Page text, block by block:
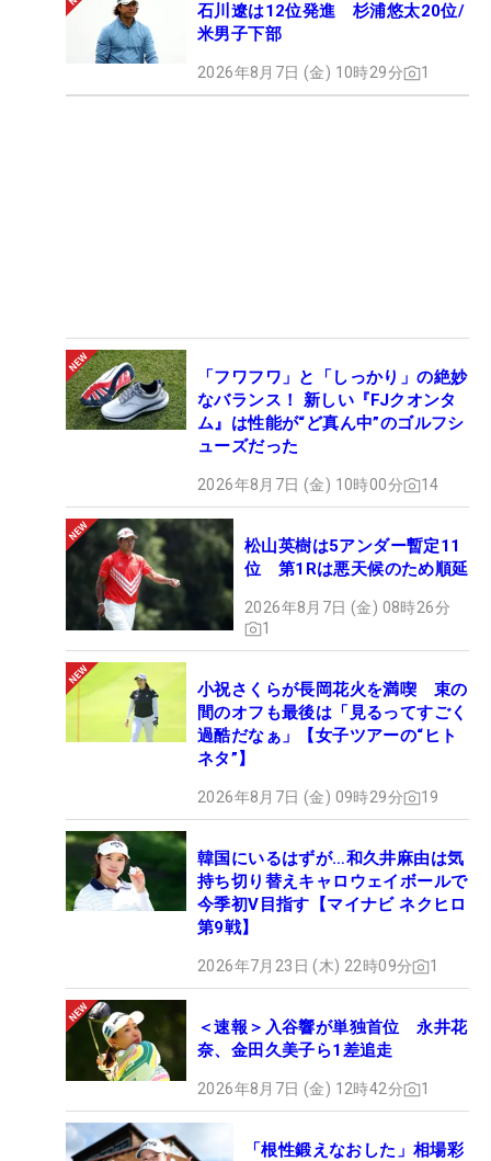
石川遼は12位発進 杉浦悠太20位/
米男子下部
2026年8月7日 (金) 10時29分 1
「フワフワ」と「しっかり」の絶妙
なバランス！ 新しい『FJクオンタ
ム』は性能が“ど真ん中”のゴルフシ
ューズだった
2026年8月7日 (金) 10時00分 14
松山英樹は5アンダー暫定11
位 第1Rは悪天候のため順延
2026年8月7日 (金) 08時26分
1
小祝さくらが長岡花火を満喫 束の
間のオフも最後は「見るってすごく
過酷だなぁ」【女子ツアーの“ヒト
ネタ”】
2026年8月7日 (金) 09時29分 19
韓国にいるはずが…和久井麻由は気
持ち切り替えキャロウェイボールで
今季初V目指す【マイナビ ネクヒロ
第9戦】
2026年7月23日 (木) 22時09分 1
＜速報＞入谷響が単独首位 永井花
奈、金田久美子ら1差追走
2026年8月7日 (金) 12時42分 1
「根性鍛えなおした」相場彩